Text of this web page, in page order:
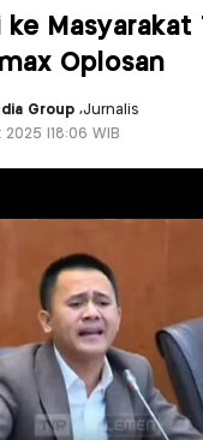
ke Masyarakat
Oplosan
Group,Jurnalis
2025 |18:06 WIB